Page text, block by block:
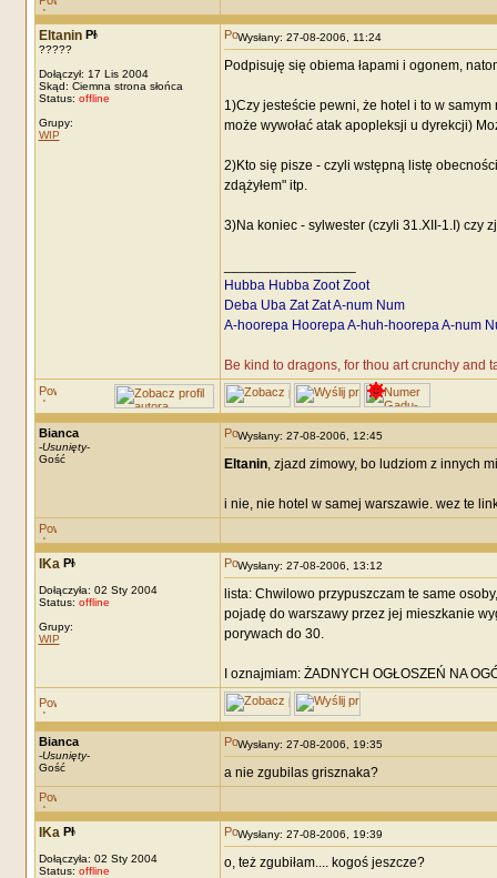
Eltanin
?????
Dołączył: 17 Lis 2004
Skąd: Ciemna strona słońca
Status: offline
Grupy:
WIP
Wysłany: 27-08-2006, 11:24
Podpisuję się obiema łapami i ogonem,
1)Czy jesteście pewni, że hotel i to w
może wywołać atak apopleksji u dyrekcji)
2)Kto się pisze - czyli wstępną listę
zdążyłem" itp.
3)Na koniec - sylwester (czyli 31.XII-1.I) czy
Hubba Hubba Zoot Zoot
Deba Uba Zat Zat A-num Num
A-hoorepa Hoorepa A-huh-hoorepa A-num
Be kind to dragons, for thou art crunchy and
Bianca
-Usunięty-
Gość
Wysłany: 27-08-2006, 12:45
Eltanin, zjazd zimowy, bo ludziom z innych
i nie, nie hotel w samej warszawie. wez te
IKa
Dołączyła: 02 Sty 2004
Status: offline
Grupy:
WIP
Wysłany: 27-08-2006, 13:12
lista: Chwilowo przypuszczam te same
pojadę do warszawy przez jej mieszkanie
porywach do 30.
I oznajmiam: ŻADNYCH OGŁOSZEŃ NA
Bianca
-Usunięty-
Gość
Wysłany: 27-08-2006, 19:35
a nie zgubilas grisznaka?
IKa
Dołączyła: 02 Sty 2004
Status: offline
Wysłany: 27-08-2006, 19:39
o, też zgubiłam.... kogoś jeszcze?